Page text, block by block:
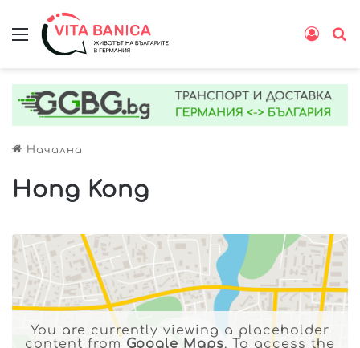
Меню
Начална
Hong Kong
You are currently viewing a placeholder
content from Google Maps. To access the